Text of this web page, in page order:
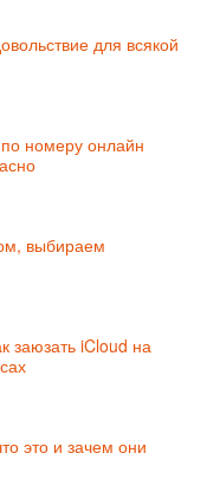
для всякой
номеру онлайн
выбираем
заюзать iCloud на
это и зачем они